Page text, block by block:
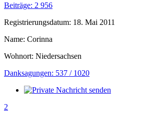
Beiträge: 2 956
Registrierungsdatum: 18. Mai 2011
Name: Corinna
Wohnort: Niedersachsen
Danksagungen: 537 / 1020
2